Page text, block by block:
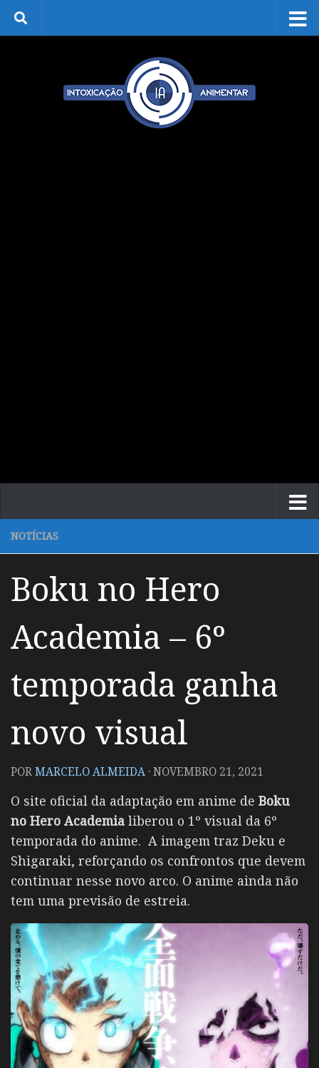
Skip to content
NOTÍCIAS
Boku no Hero
Academia – 6º
temporada ganha
novo visual
PORMARCELO ALMEIDA ·NOVEMBRO 21, 2021
O site oficial da adaptação em anime de Boku
no Hero Academia liberou o 1º visual da 6º
temporada do anime. A imagem traz Deku e
Shigaraki, reforçando os confrontos que devem
continuar nesse novo arco. O anime ainda não
tem uma previsão de estreia.